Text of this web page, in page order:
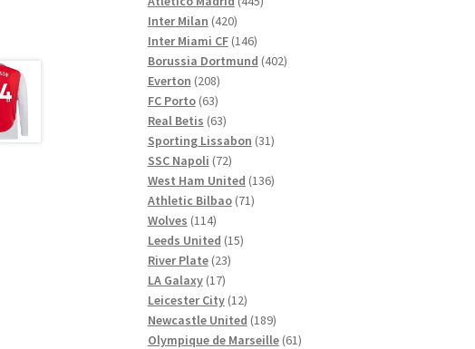
Inter Milan 420420
produkter
Inter Miami CF 146146
produkter
Borussia Dortmund 402402
Everton 208208
produkter
FC Porto 6363
produkter
Real Betis 6363
produkter
Sporting Lissabon 3131
SSC Napoli 7272
produkter
West Ham United 136136
Athletic Bilbao 7171
Wolves 114114
produkter
Leeds United 1515
River Plate 2323
LA Galaxy 1717
produkter
Leicester City 1212
produkter
Newcastle United 189189
produkter
Olympique de Marseille 6161